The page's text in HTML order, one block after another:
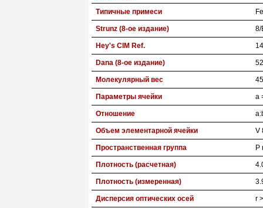
Типичные примеси
Strunz (8-ое издание) 8/
Hey's CIM Ref.
Dana (8-ое издание)
Молекулярный вес
Параметры ячейки a
Отношение
Объем элементарной ячейки V
Пространственная группа P
Плотность (расчетная)
Плотность (измеренная)
Дисперсия оптических осей r